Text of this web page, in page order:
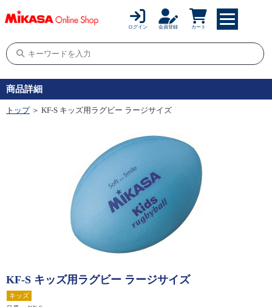
ログイン 会員登録 カート
商品詳細
トップ＞ KF-S キッズ用ラグビー ラージサイズ
KF-S キッズ用ラグビー ラージサイズ
キッズ